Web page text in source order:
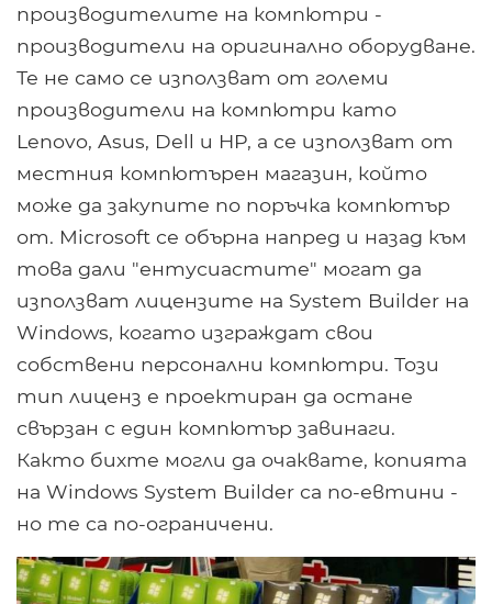
производителите на компютри -
производители на оригинално оборудване.
Те не само се използват от големи
производители на компютри като
Lenovo, Asus, Dell и HP, а се използват от
местния компютърен магазин, който
може да закупите по поръчка компютър
от. Microsoft се обърна напред и назад към
това дали "ентусиастите" могат да
използват лицензите на System Builder на
Windows, когато изграждат свои
собствени персонални компютри. Този
тип лиценз е проектиран да остане
свързан с един компютър завинаги.
Както бихте могли да очаквате, копията
на Windows System Builder са по-евтини -
но те са по-ограничени.